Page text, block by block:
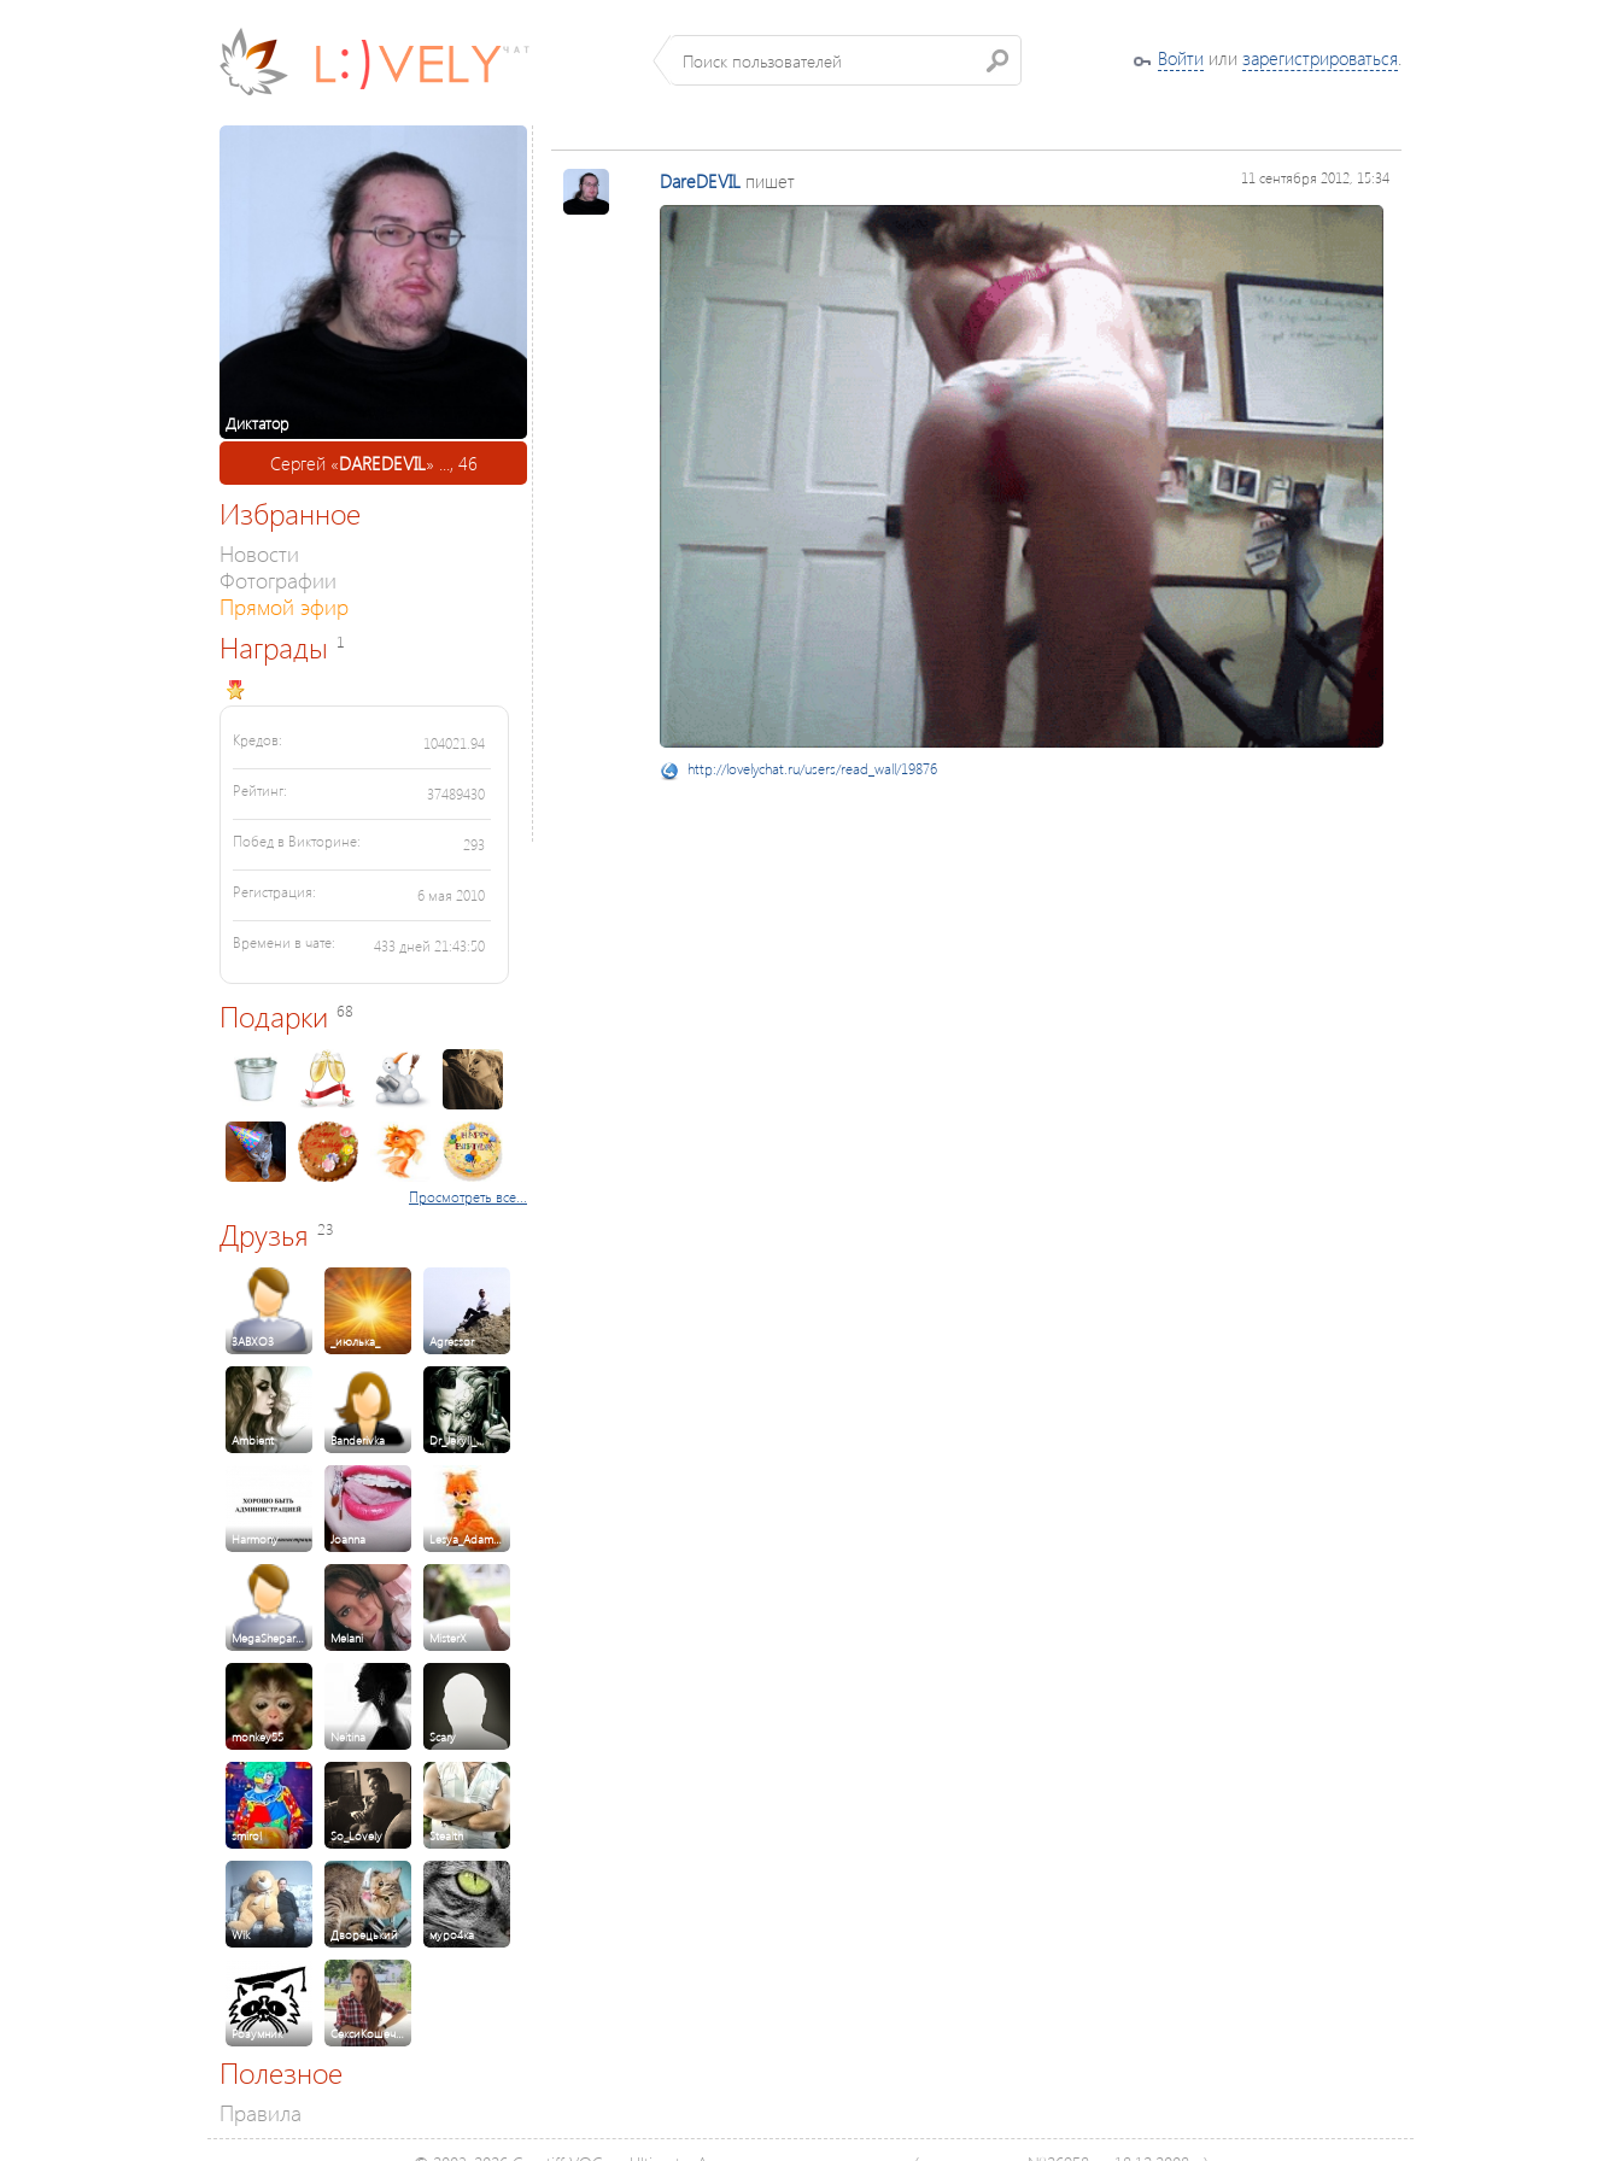
Войти или зарегистрироваться.
Диктатор
Сергей «DAREDEVIL» ..., 46
Избранное
Новости
Фотографии
Прямой эфир
Награды 1
Кредов: 104021.94
Рейтинг: 37489430
Побед в Викторине: 293
Регистрация: 6 мая 2010
Времени в чате: 433 дней 21:43:50
Подарки 68
Просмотреть все...
Друзья 23
3ABXO3 _июлька_ Agressor
Ambient Banderivka Dr_Jekyll_…
Harmony Joanna Lesya_Adam…
MegaShepar… Melani MisterX
monkey55 Neitina Scary
smirol So_Lovely Stealth
Wik Дворецький муро4ка
Розумник СексиКошеч…
Полезное
Правила
DareDEVIL пишет 11 сентября 2012, 15:34
http://lovelychat.ru/users/read_wall/19876